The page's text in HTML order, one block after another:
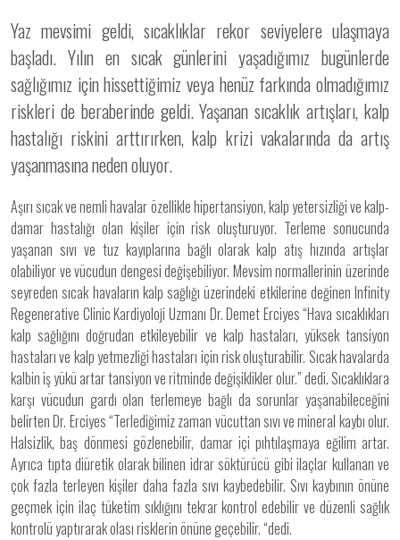
Yaz mevsimi geldi, sıcaklıklar rekor seviyelere ulaşmaya
başladı. Yılın en sıcak günlerini yaşadığımız bugünlerde
sağlığımız için hissettiğimiz veya henüz farkında olmadığımız
riskleri de beraberinde geldi. Yaşanan sıcaklık artışları, kalp
hastalığı riskini arttırırken, kalp krizi vakalarında da artış
yaşanmasına neden oluyor.
Aşırı sıcak ve nemli havalar özellikle hipertansiyon, kalp yetersizliği ve kalp-
damar hastalığı olan kişiler için risk oluşturuyor. Terleme sonucunda
yaşanan sıvı ve tuz kayıplarına bağlı olarak kalp atış hızında artışlar
olabiliyor ve vücudun dengesi değişebiliyor. Mevsim normallerinin üzerinde
seyreden sıcak havaların kalp sağlığı üzerindeki etkilerine değinen Infinity
Regenerative Clinic Kardiyoloji Uzmanı Dr. Demet Erciyes “Hava sıcaklıkları
kalp sağlığını doğrudan etkileyebilir ve kalp hastaları, yüksek tansiyon
hastaları ve kalp yetmezliği hastaları için risk oluşturabilir. Sıcak havalarda
kalbin iş yükü artar tansiyon ve ritminde değişiklikler olur.” dedi. Sıcaklıklara
karşı vücudun gardı olan terlemeye bağlı da sorunlar yaşanabileceğini
belirten Dr. Erciyes “Terlediğimiz zaman vücuttan sıvı ve mineral kaybı olur.
Halsizlik, baş dönmesi gözlenebilir, damar içi pıhtılaşmaya eğilim artar.
Ayrıca tıpta diüretik olarak bilinen idrar söktürücü gibi ilaçlar kullanan ve
çok fazla terleyen kişiler daha fazla sıvı kaybedebilir. Sıvı kaybının önüne
geçmek için ilaç tüketim sıklığını tekrar kontrol edebilir ve düzenli sağlık
kontrolü yaptırarak olası risklerin önüne geçebilir. “dedi.